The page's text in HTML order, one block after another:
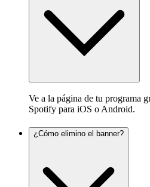
Ve a la página de tu programa
Spotify para iOS o Android.
¿Cómo elimino el banner?